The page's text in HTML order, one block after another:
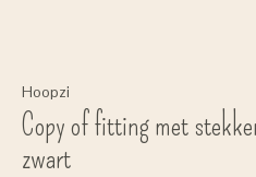
Hoopzi
Copy of fitting met
zwart